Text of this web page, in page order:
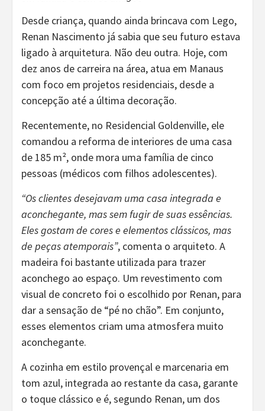
Desde criança, quando ainda brincava com Lego,
Renan Nascimento já sabia que seu futuro estava
ligado à arquitetura. Não deu outra. Hoje, com
dez anos de carreira na área, atua em Manaus
com foco em projetos residenciais, desde a
concepção até a última decoração.
Recentemente, no Residencial Goldenville, ele
comandou a reforma de interiores de uma casa
de 185 m², onde mora uma família de cinco
pessoas (médicos com filhos adolescentes).
“Os clientes desejavam uma casa integrada e
aconchegante, mas sem fugir de suas essências.
Eles gostam de cores e elementos clássicos, mas
de peças atemporais”, comenta o arquiteto. A
madeira foi bastante utilizada para trazer
aconchego ao espaço. Um revestimento com
visual de concreto foi o escolhido por Renan, para
dar a sensação de “pé no chão”. Em conjunto,
esses elementos criam uma atmosfera muito
aconchegante.
A cozinha em estilo provençal e marcenaria em
tom azul, integrada ao restante da casa, garante
o toque clássico e é, segundo Renan, um dos